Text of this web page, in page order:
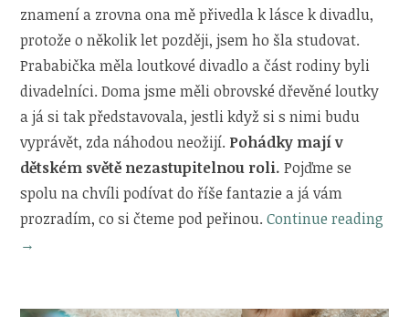
znamení a zrovna ona mě přivedla k lásce k divadlu,
protože o několik let později, jsem ho šla studovat.
Prababička měla loutkové divadlo a část rodiny byli
divadelníci. Doma jsme měli obrovské dřevěné loutky
a já si tak představovala, jestli když si s nimi budu
vyprávět, zda náhodou neožijí. Pohádky mají v
dětském světě nezastupitelnou roli. Pojďme se
spolu na chvíli podívat do říše fantazie a já vám
prozradím, co si čteme pod peřinou.Continue reading
→